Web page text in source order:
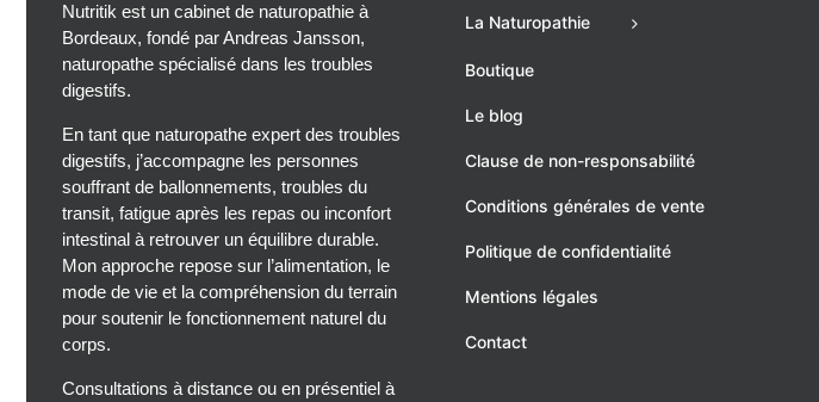
Nutritik est un cabinet de naturopathie à
Bordeaux, fondé par Andreas Jansson,
naturopathe spécialisé dans les troubles
digestifs.
En tant que naturopathe expert des troubles
digestifs, j’accompagne les personnes
souffrant de ballonnements, troubles du
transit, fatigue après les repas ou inconfort
intestinal à retrouver un équilibre durable.
Mon approche repose sur l’alimentation, le
mode de vie et la compréhension du terrain
pour soutenir le fonctionnement naturel du
corps.
Consultations à distance ou en présentiel à
La Naturopathie
Boutique
Le blog
Clause de non-responsabilité
Conditions générales de vente
Politique de confidentialité
Mentions légales
Contact